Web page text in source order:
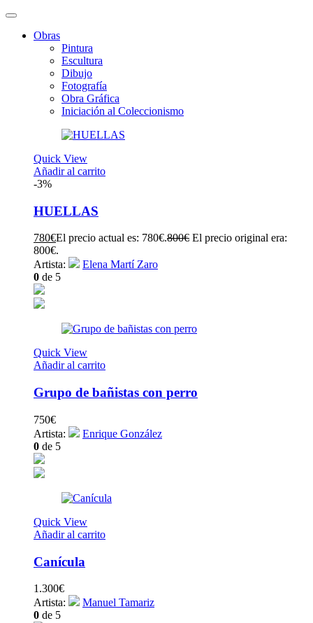
Obras
Pintura
Escultura
Dibujo
Fotografía
Obra Gráfica
Iniciación al Coleccionismo
Quick View
Añadir al carrito
-3%
HUELLAS
780€El precio actual es: 780€.800€ El precio original era:
800€.
Artista:
Elena Martí Zaro
0 de 5
Quick View
Añadir al carrito
Grupo de bañistas con perro
750€
Artista:
Enrique González
0 de 5
Quick View
Añadir al carrito
Canícula
1.300€
Artista:
Manuel Tamariz
0 de 5